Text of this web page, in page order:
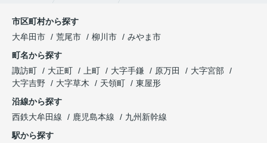
市区町村から探す
大牟田市
荒尾市 柳川市
みやま市
町名から探す
諏訪町
大正町 上町 大字手鎌 原万田
大字宮部
大字吉野
大字草木 天領町
東屋形
沿線から探す
西鉄大牟田線
鹿児島本線
九州新幹線
駅から探す